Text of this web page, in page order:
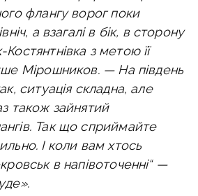
флангу ворог поки
а взагалі в бік, в сторону
з метою її
Мірошников. — На південь
ситуація складна, але
також зайнятий
Так що сприймайте
І коли вам хтось
в напівоточенні“ —